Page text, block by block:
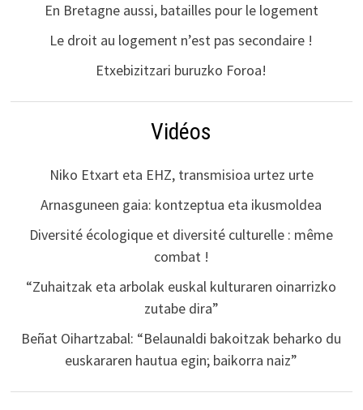
En Bretagne aussi, batailles pour le logement
Le droit au logement n’est pas secondaire !
Etxebizitzari buruzko Foroa!
Vidéos
Niko Etxart eta EHZ, transmisioa urtez urte
Arnasguneen gaia: kontzeptua eta ikusmoldea
Diversité écologique et diversité culturelle : même
combat !
“Zuhaitzak eta arbolak euskal kulturaren oinarrizko
zutabe dira”
Beñat Oihartzabal: “Belaunaldi bakoitzak beharko du
euskararen hautua egin; baikorra naiz”